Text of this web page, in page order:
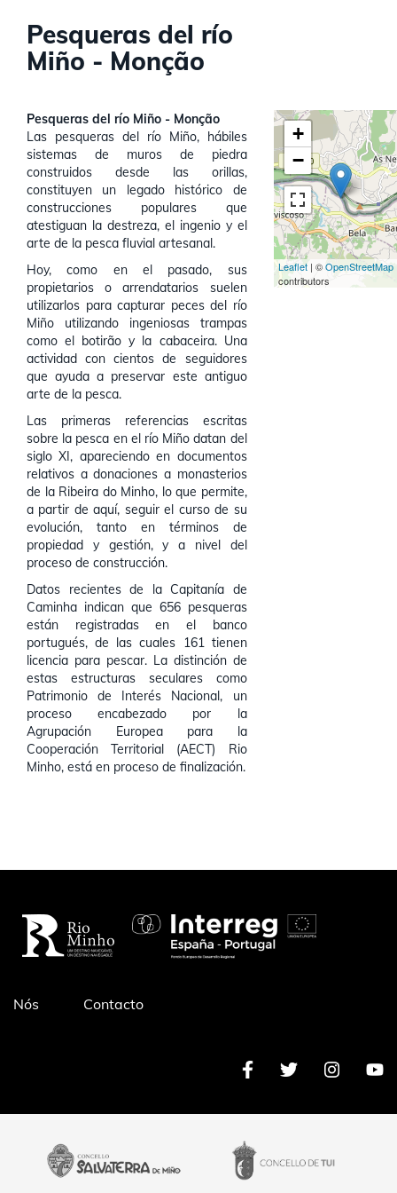
Pesqueras del río
Miño - Monção
Pesqueras del río Miño - Monção
Las pesqueras del río Miño, hábiles
sistemas de muros de piedra
construidos desde las orillas,
constituyen un legado histórico de
construcciones populares que
atestiguan la destreza, el ingenio y el
arte de la pesca fluvial artesanal.
Hoy, como en el pasado, sus
propietarios o arrendatarios suelen
utilizarlos para capturar peces del río
Miño utilizando ingeniosas trampas
como el botirão y la cabaceira. Una
actividad con cientos de seguidores
que ayuda a preservar este antiguo
arte de la pesca.
Las primeras referencias escritas
sobre la pesca en el río Miño datan del
siglo XI, apareciendo en documentos
relativos a donaciones a monasterios
de la Ribeira do Minho, lo que permite,
a partir de aquí, seguir el curso de su
evolución, tanto en términos de
propiedad y gestión, y a nivel del
proceso de construcción.
Datos recientes de la Capitanía de
Caminha indican que 656 pesqueras
están registradas en el banco
portugués, de las cuales 161 tienen
licencia para pescar. La distinción de
estas estructuras seculares como
Patrimonio de Interés Nacional, un
proceso encabezado por la
Agrupación Europea para la
Cooperación Territorial (AECT) Rio
Minho, está en proceso de finalización.
+
−
Leaflet| ©OpenStreetMap
contributors
Pé
Nós Contacto